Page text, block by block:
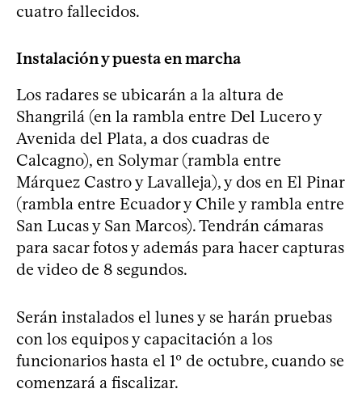
cuatro fallecidos.
Instalación y puesta en marcha
Los radares se ubicarán a la altura de
Shangrilá (en la rambla entre Del Lucero y
Avenida del Plata, a dos cuadras de
Calcagno), en Solymar (rambla entre
Márquez Castro y Lavalleja), y dos en El Pinar
(rambla entre Ecuador y Chile y rambla entre
San Lucas y San Marcos). Tendrán cámaras
para sacar fotos y además para hacer capturas
de video de 8 segundos.
Serán instalados el lunes y se harán pruebas
con los equipos y capacitación a los
funcionarios hasta el 1º de octubre, cuando se
comenzará a fiscalizar.